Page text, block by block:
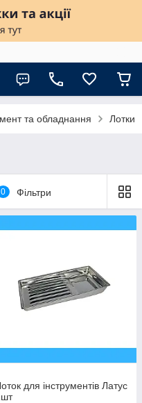
та обладнання Лотки
0 Фільтри
для інструментів Латус